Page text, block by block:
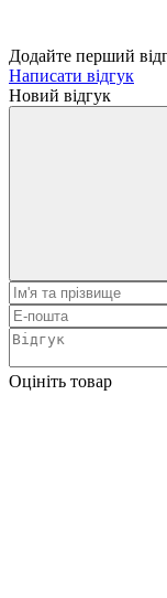
Додайте перший
Написати відгук
Новий відгук
Оцініть товар